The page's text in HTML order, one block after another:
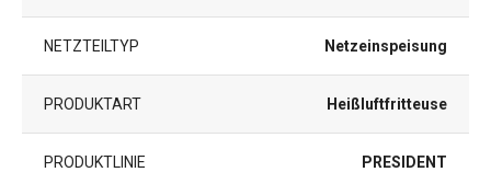
NETZTEILTYP Netzeinspeisung
PRODUKTART Heißluftfritteuse
PRODUKTLINIE PRESIDENT